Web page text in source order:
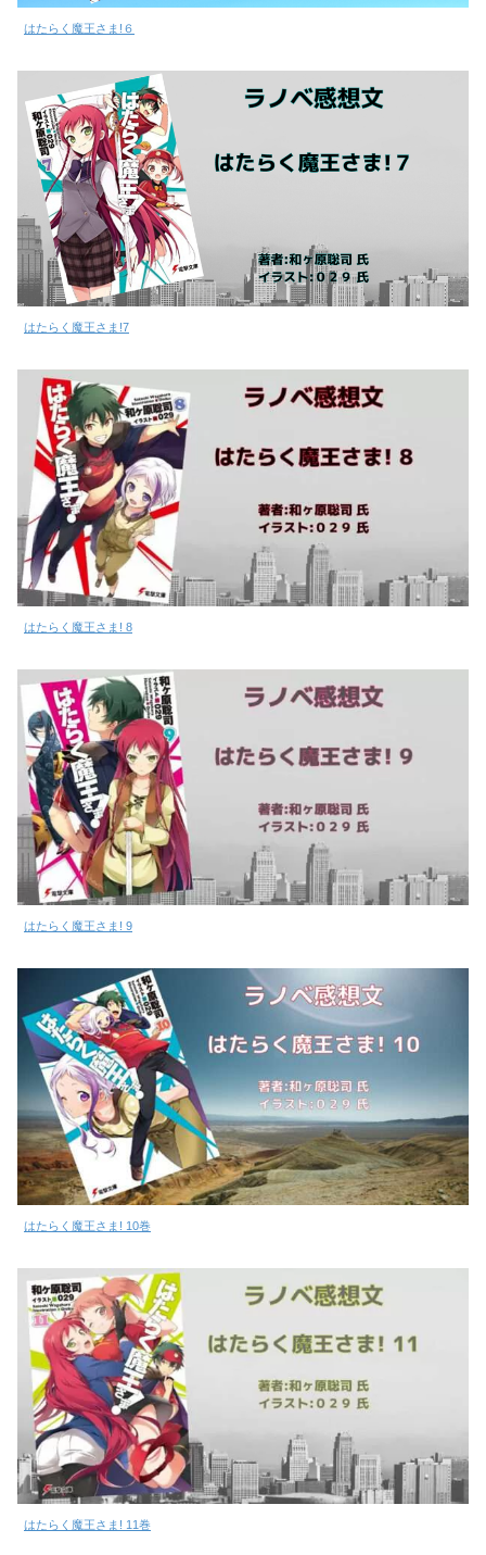
はたらく魔王さま!６
はたらく魔王さま!7
はたらく魔王さま! 8
はたらく魔王さま! 9
はたらく魔王さま! 10巻
はたらく魔王さま! 11巻